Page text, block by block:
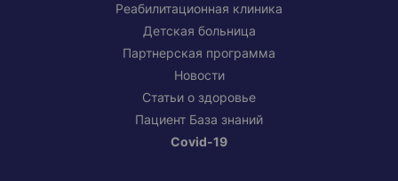
Реабилитационная клиника
Детская больница
Партнерская программа
Новости
Статьи о здоровье
Пациент База знаний
Covid-19